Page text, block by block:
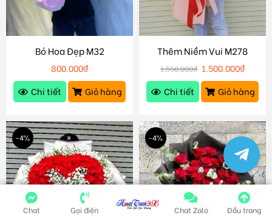
Bó Hoa Đẹp M32
800.000₫
Chi tiết
Giỏ hàng
Thêm Niềm Vui M278
1.550.000₫ 1.500.000₫
Chi tiết
Giỏ hàng
-4% -4%
Chat Gọi điện Chat Zalo Đầu trang